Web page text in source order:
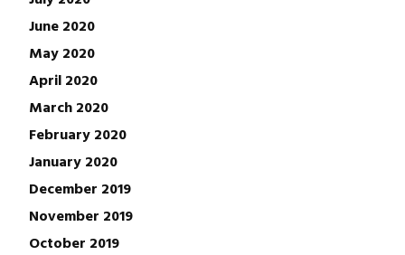
June 2020
May 2020
April 2020
March 2020
February 2020
January 2020
December 2019
November 2019
October 2019